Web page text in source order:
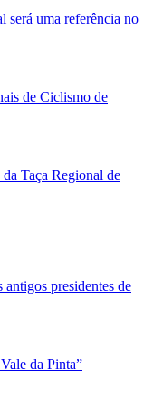
será uma referência no
de Ciclismo de
Taça Regional de
presidentes de
da Pinta”